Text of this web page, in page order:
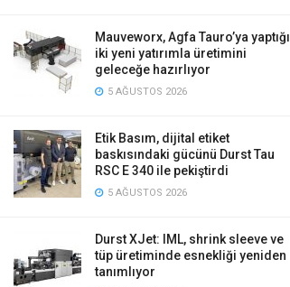
Mauveworx, Agfa Tauro’ya yaptığı
iki yeni yatırımla üretimini
geleceğe hazırlıyor
5 AĞUSTOS 2026
Etik Basım, dijital etiket
baskısındaki gücünü Durst Tau
RSC E 340 ile pekiştirdi
5 AĞUSTOS 2026
Durst XJet: IML, shrink sleeve ve
tüp üretiminde esnekliği yeniden
tanımlıyor